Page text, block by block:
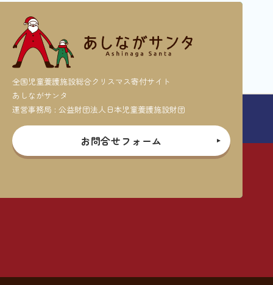
全国児童養護施設総合クリスマス寄付サイト
あしながサンタ
運営事務局 : 公益財団法人日本児童養護施設財団
お問合せフォーム